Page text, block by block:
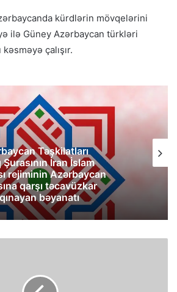
kürdlərin mövqelərini
ilə Güney Azərbaycan türkləri
kəsməyə çalışır.
Təşkilatları
İran İslam
rejiminin Azərbaycan
qarşı təcavüzkar
bəyanatı